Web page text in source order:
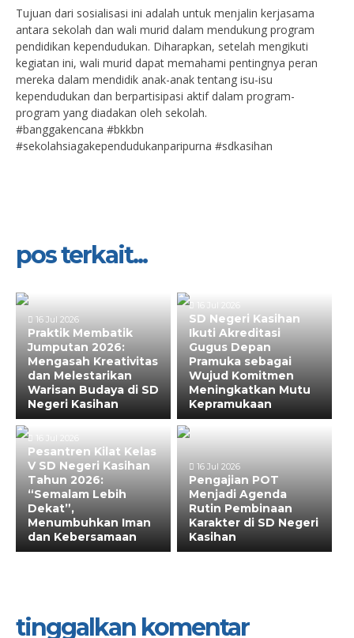
Tujuan dari sosialisasi ini adalah untuk menjalin kerjasama
antara sekolah dan wali murid dalam mendukung program
pendidikan kependudukan. Diharapkan, setelah mengikuti
kegiatan ini, wali murid dapat memahami pentingnya peran
mereka dalam mendidik anak-anak tentang isu-isu
kependudukan dan berpartisipasi aktif dalam program-
program yang diadakan oleh sekolah.
#banggakencana #bkkbn
#sekolahsiagakependudukanparipurna #sdkasihan
pos terkait...
16 Jul 2026
Praktik Membatik
Jumputan 2026:
Mengasah Kreativitas
dan Melestarikan
Warisan Budaya di SD
Negeri Kasihan
16 Jul 2026
SD Negeri Kasihan
Ikuti Akreditasi
Gugus Depan
Pramuka sebagai
Wujud Komitmen
Meningkatkan Mutu
Kepramukaan
16 Jul 2026
Pesantren Kilat Kelas
V SD Negeri Kasihan
Tahun 2026:
“Semalam Lebih
Dekat”,
Menumbuhkan Iman
dan Kebersamaan
16 Jul 2026
Pengajian POT
Menjadi Agenda
Rutin Pembinaan
Karakter di SD Negeri
Kasihan
tinggalkan komentar